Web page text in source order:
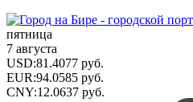
пятница
7 августа
USD:81.4077 руб.
EUR:94.0585 руб.
CNY:12.0637 руб.